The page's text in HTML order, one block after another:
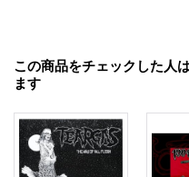
この商品をチェックした人
ます